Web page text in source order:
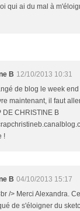
qui ai du mal à
B 12/10/2013 10:31
de blog le week
maintenant, il faut
DE CHRISTINE B
!
B 04/10/2013 15:17
/> Merci Alexandra.
de s'éloigner du